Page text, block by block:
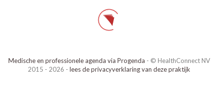
Medische en professionele agenda via Progenda - © HealthConnect NV
2015 - 2026 - lees de privacyverklaring van deze praktijk